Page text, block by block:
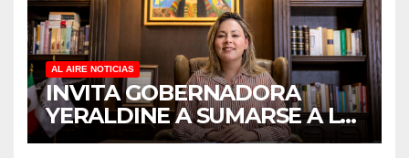
AL AIRE NOTICIAS
INVITA GOBERNADORA
YERALDINE A SUMARSE A LA
JORNADA NACIONAL DE